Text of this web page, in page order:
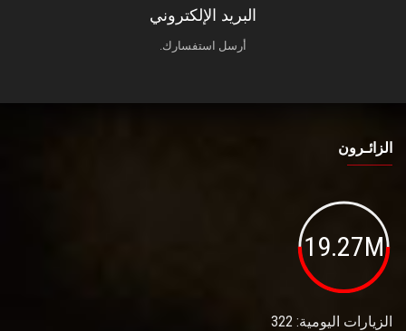
البريد الإلكتروني
أرسل استفسارك.
الزائـرون
19.27M
الزيارات اليومية: 322